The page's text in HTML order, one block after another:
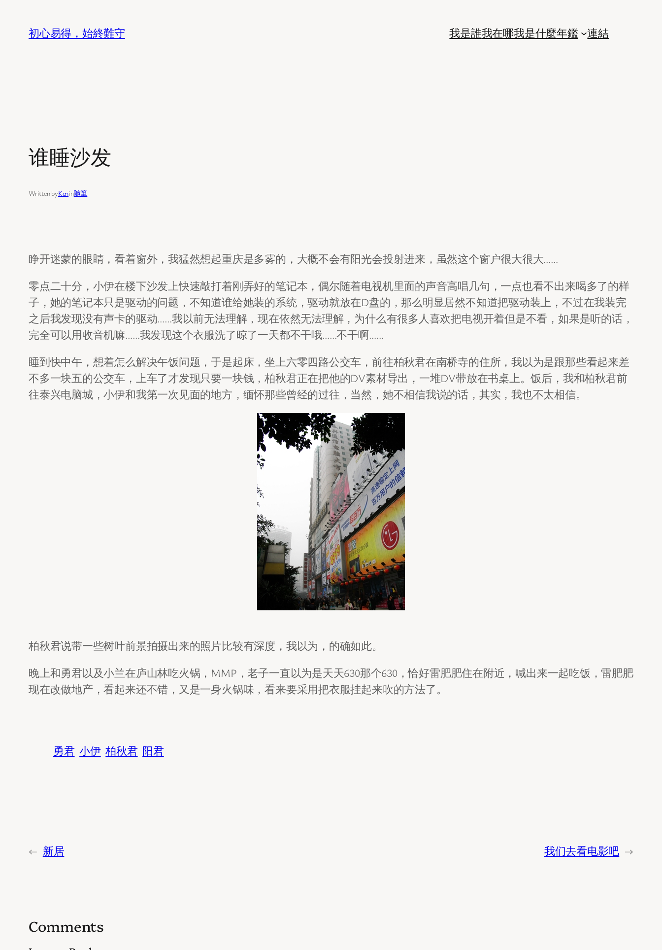
初心易得，始終難守 我是誰我在哪我是什麼年鑑 連結
谁睡沙发
Written byKenin隨筆
睁开迷蒙的眼睛，看着窗外，我猛然想起重庆是多雾的，大概不会有阳光会投射进来，虽然这个窗户很大很大……
零点二十分，小伊在楼下沙发上快速敲打着刚弄好的笔记本，偶尔随着电视机里面的声音高唱几句，一点也看不出来喝多了的样
子，她的笔记本只是驱动的问题，不知道谁给她装的系统，驱动就放在D盘的，那么明显居然不知道把驱动装上，不过在我装完
之后我发现没有声卡的驱动……我以前无法理解，现在依然无法理解，为什么有很多人喜欢把电视开着但是不看，如果是听的话，
完全可以用收音机嘛……我发现这个衣服洗了晾了一天都不干哦……不干啊……
睡到快中午，想着怎么解决午饭问题，于是起床，坐上六零四路公交车，前往柏秋君在南桥寺的住所，我以为是跟那些看起来差
不多一块五的公交车，上车了才发现只要一块钱，柏秋君正在把他的DV素材导出，一堆DV带放在书桌上。饭后，我和柏秋君前
往泰兴电脑城，小伊和我第一次见面的地方，缅怀那些曾经的过往，当然，她不相信我说的话，其实，我也不太相信。
柏秋君说带一些树叶前景拍摄出来的照片比较有深度，我以为，的确如此。
晚上和勇君以及小兰在庐山林吃火锅，MMP，老子一直以为是天天630那个630，恰好雷肥肥住在附近，喊出来一起吃饭，雷肥肥
现在改做地产，看起来还不错，又是一身火锅味，看来要采用把衣服挂起来吹的方法了。
勇君 小伊 柏秋君 阳君
← 新居 我们去看电影吧 →
Comments